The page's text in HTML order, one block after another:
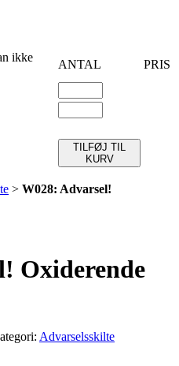
ikke
ANTAL PRIS
TILFØJ TIL
KURV
> W028: Advarsel!
Oxiderende
Advarselsskilte